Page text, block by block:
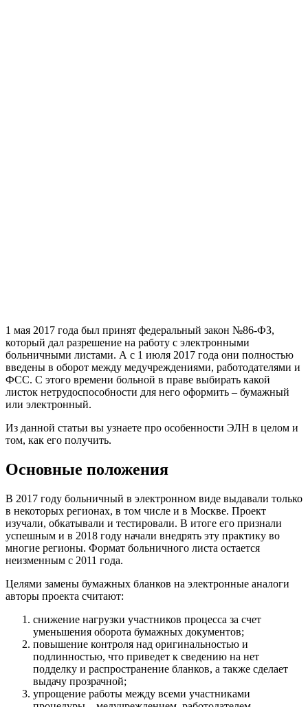
1 мая 2017 года был принят федеральный закон №86-ФЗ,
который дал разрешение на работу с электронными
больничными листами. А с 1 июля 2017 года они полностью
введены в оборот между медучреждениями, работодателями и
ФСС. С этого времени больной в праве выбирать какой
листок нетрудоспособности для него оформить – бумажный
или электронный.
Из данной статьи вы узнаете про особенности ЭЛН в целом и
том, как его получить.
Основные положения
В 2017 году больничный в электронном виде выдавали только
в некоторых регионах, в том числе и в Москве. Проект
изучали, обкатывали и тестировали. В итоге его признали
успешным и в 2018 году начали внедрять эту практику во
многие регионы. Формат больничного листа остается
неизменным с 2011 года.
Целями замены бумажных бланков на электронные аналоги
авторы проекта считают:
снижение нагрузки участников процесса за счет
уменьшения оборота бумажных документов;
повышение контроля над оригинальностью и
подлинностью, что приведет к сведению на нет
подделку и распространение бланков, а также сделает
выдачу прозрачной;
упрощение работы между всеми участниками